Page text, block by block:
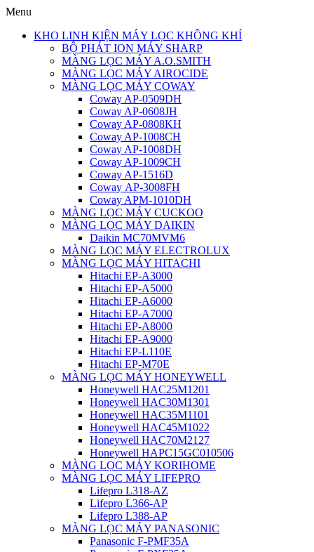
Menu
KHO LINH KIỆN MÁY LỌC KHÔNG KHÍ
BỘ PHÁT ION MÁY SHARP
MÀNG LỌC MÁY A.O.SMITH
MÀNG LỌC MÁY AIROCIDE
MÀNG LỌC MÁY COWAY
Coway AP-0509DH
Coway AP-0608JH
Coway AP-0808KH
Coway AP-1008CH
Coway AP-1008DH
Coway AP-1009CH
Coway AP-1516D
Coway AP-3008FH
Coway APM-1010DH
MÀNG LỌC MÁY CUCKOO
MÀNG LỌC MÁY DAIKIN
Daikin MC70MVM6
MÀNG LỌC MÁY ELECTROLUX
MÀNG LỌC MÁY HITACHI
Hitachi EP-A3000
Hitachi EP-A5000
Hitachi EP-A6000
Hitachi EP-A7000
Hitachi EP-A8000
Hitachi EP-A9000
Hitachi EP-L110E
Hitachi EP-M70E
MÀNG LỌC MÁY HONEYWELL
Honeywell HAC25M1201
Honeywell HAC30M1301
Honeywell HAC35M1101
Honeywell HAC45M1022
Honeywell HAC70M2127
Honeywell HAPC15GC010506
MÀNG LỌC MÁY KORIHOME
MÀNG LỌC MÁY LIFEPRO
Lifepro L318-AZ
Lifepro L366-AP
Lifepro L388-AP
MÀNG LỌC MÁY PANASONIC
Panasonic F-PMF35A